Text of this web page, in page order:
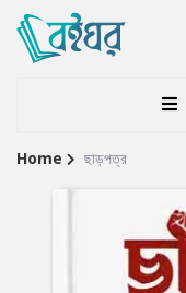
Site
Home ছাড়পত্র